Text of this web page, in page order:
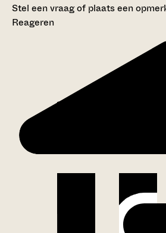
Stel een vraag of plaats een
Reageren